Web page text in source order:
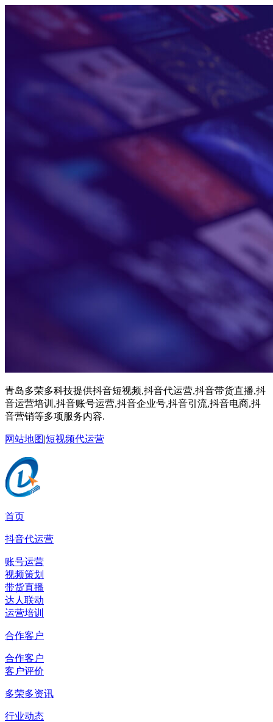
青岛多荣多科技提供抖音短视频,抖音代运营,抖音带货直播,抖
音运营培训,抖音账号运营,抖音企业号,抖音引流,抖音电商,抖
音营销等多项服务内容.
网站地图|短视频代运营
首页
抖音代运营
账号运营
视频策划
带货直播
达人联动
运营培训
合作客户
合作客户
客户评价
多荣多资讯
行业动态